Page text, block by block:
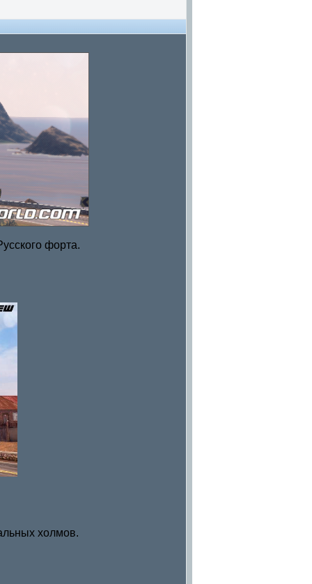
форта.
холмов.